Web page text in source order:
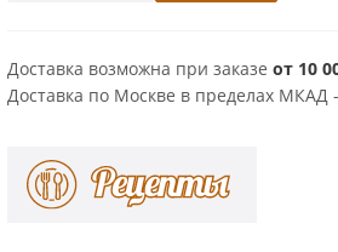
Доставка возможна при заказе от 10
Доставка по Москве в пределах МКАД -